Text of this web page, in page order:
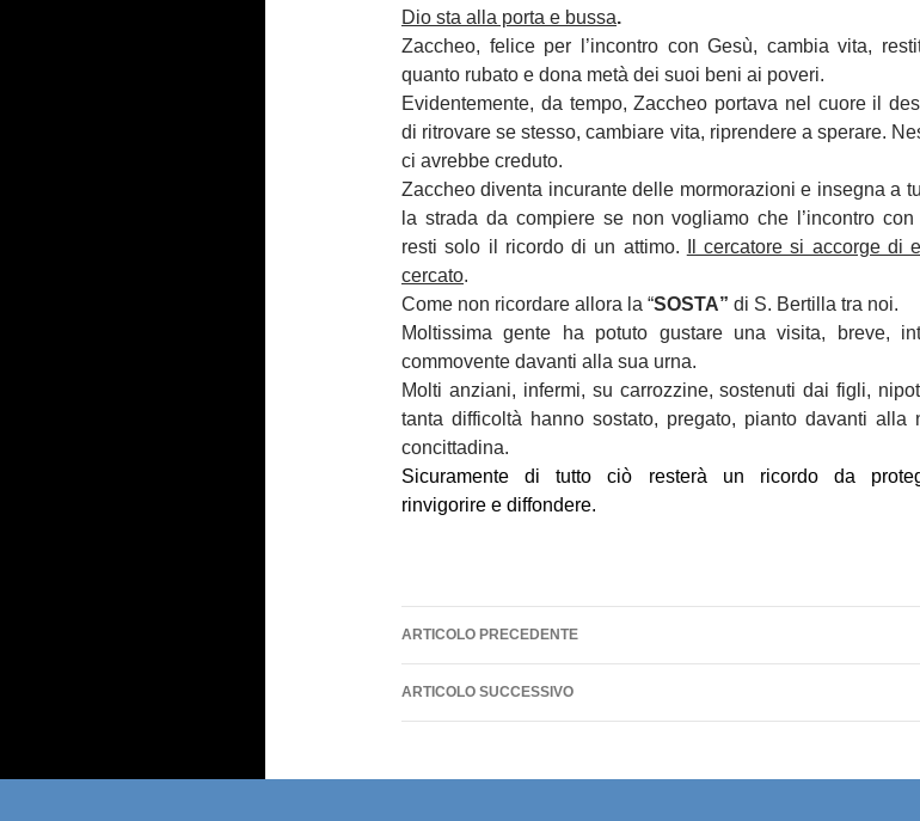
Dio sta alla porta e bussa.
Zaccheo, felice per l’incontro con Gesù, cambia vita,
quanto rubato e dona metà dei suoi beni ai poveri.
Evidentemente, da tempo, Zaccheo portava nel cuore il
di ritrovare se stesso, cambiare vita, riprendere a sperare.
ci avrebbe creduto.
Zaccheo diventa incurante delle mormorazioni e insegna a
la strada da compiere se non vogliamo che l’incontro con
resti solo il ricordo di un attimo.
Il cercatore si accorge di
cercato.
Come non ricordare allora la “SOSTA” di S. Bertilla tra noi.
Moltissima gente ha potuto gustare una visita, breve,
commovente davanti alla sua urna.
Molti anziani, infermi, su carrozzine, sostenuti dai figli,
tanta difficoltà hanno sostato, pregato, pianto davanti alla
concittadina.
Sicuramente di tutto ciò resterà un ricordo da
rinvigorire e diffondere.
Navigazione
articolo
ARTICOLO PRECEDENTE
ARTICOLO SUCCESSIVO